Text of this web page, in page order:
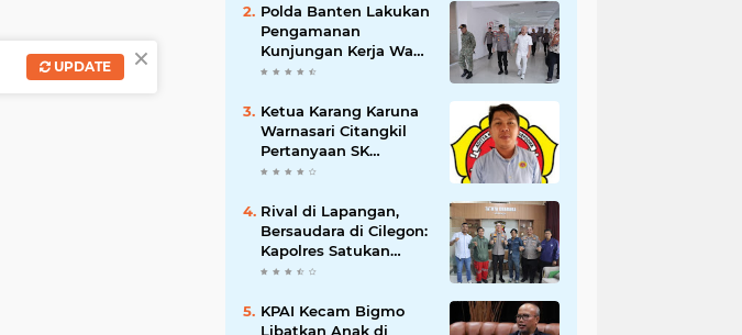
Kepemimpinan Bung
Entus Jauh Membawa
Manfaat
Polda Banten Lakukan
Pengamanan
Kunjungan Kerja Wakil
Presiden RI
Ketua Karang Karuna
Warnasari Citangkil
Pertanyaan SK
Karetaker dan Urgensi
Berduka
Rival di Lapangan,
Bersaudara di Cilegon:
Kapolres Satukan
Viking dan Jak Mania
Piala Presiden 2026
KPAI Kecam Bigmo
Libatkan Anak di
×
UPDATE